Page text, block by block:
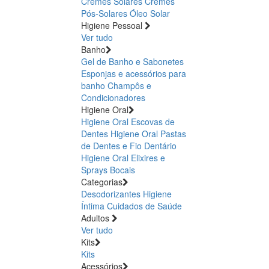
Pós-Solares Óleo Solar
Higiene Pessoal
Ver tudo
Banho
Gel de Banho e Sabonetes
Esponjas e acessórios para
banho Champôs e
Condicionadores
Higiene Oral
Higiene Oral Escovas de
Dentes Higiene Oral Pastas
de Dentes e Fio Dentário
Higiene Oral Elixires e
Sprays Bocais
Categorias
Desodorizantes Higiene
Íntima Cuidados de Saúde
Adultos
Ver tudo
Kits
Kits
Acessórios